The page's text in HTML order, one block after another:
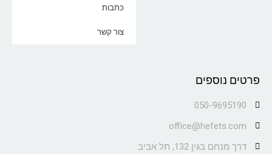
כתבות
צור קשר
פרטים נוספים
050-9695190
office@hefets.com
דרך מנחם בגין 132, תל אביב